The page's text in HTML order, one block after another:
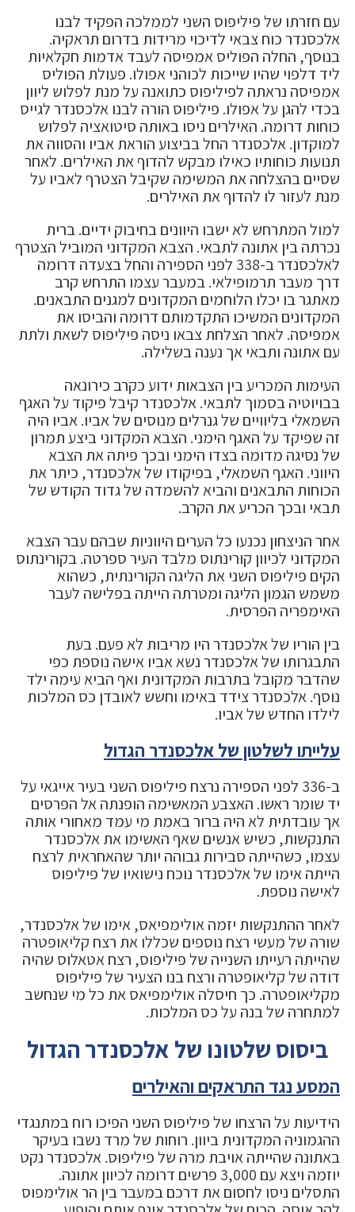
עם חזרתו של פיליפוס השני לממלכה הפקיד לבנו
אלכסנדר כוח צבאי לדיכוי מרידות בדרום תראקיה.
בנוסף, החלה הפוליס אמפיסה לעבד אדמות חקלאיות
ליד דלפוי שהיו שייכות לכוהני אפולו. פעולת הפוליס
אמפיסה נראתה לפיליפוס כתואנה על מנת לפלוש ליוון
בכדי להגן על אפולו. פיליפוס הורה לבנו אלכסנדר לגייס
כוחות דרומה. האילרים ניסו באותה סיטואציה לפלוש
למוקדון. אלכסנדר החל בביצוע הוראת אביו והסווה את
תנועות כוחותיו כאילו מבקש להדוף את האילרים. לאחר
שסיים בהצלחה את המשימה שקיבל הצטרף לאביו על
מנת לעזור לו להדוף את האילרים.
למול המתרחש לא ישבו היוונים בחיבוק ידיים. ברית
נכרתה בין אתונה לתבאי. הצבא המקדוני המוביל הצטרף
לאלכסנדר ב-338 לפני הספירה והחל בצעדה דרומה
דרך מעבר תרמופילאי. במעבר עצמו התרחש קרב
מאתגר בו יכלו הלוחמים המקדונים למגנים התבאנים.
המקדונים המשיכו התקדמותם דרומה והביסו את
אמפיסה. לאחר הצלחת צבאו ניסה פיליפוס לשאת ולתת
עם אתונה ותבאי אך נענה בשלילה.
העימות המכריע בין הצבאות ידוע כקרב כירונאה
בבויוטיה בסמוך לתבאי. אלכסנדר קיבל פיקוד על האגף
השמאלי בליוויים של גנרלים מנוסים של אביו. אביו היה
זה שפיקד על האגף הימני. הצבא המקדוני ביצע תמרון
של נסיגה מדומה בצדו הימני ובכך פיתה את הצבא
היווני. האגף השמאלי, בפיקודו של אלכסנדר, כיתר את
הכוחות התבאנים והביא להשמדה של גדוד הקודש של
תבאי ובכך הכריע את הקרב.
אחר הניצחון נכנעו כל הערים היווניות שבהם עבר הצבא
המקדוני לכיוון קורינתוס מלבד העיר ספרטה. בקורינתוס
הקים פיליפוס השני את הליגה הקורינתית, כשהוא
משמש הגמון הליגה ומטרתה הייתה בפלישה לעבר
האימפריה הפרסית.
בין הוריו של אלכסנדר היו מריבות לא פעם. בעת
התבגרותו של אלכסנדר נשא אביו אישה נוספת כפי
שהדבר מקובל בתרבות המקדונית ואף הביא עימה ילד
נוסף. אלכסנדר צידד באימו וחשש לאובדן כס המלכות
לילדו החדש של אביו.
עלייתו לשלטון של אלכסנדר הגדול
ב-336 לפני הספירה נרצח פיליפוס השני בעיר אייגאי על
יד שומר ראשו. האצבע המאשימה הופנתה אל הפרסים
אך עובדתית לא היה ברור באמת מי עמד מאחורי אותה
התנקשות, כשיש אנשים שאף האשימו את אלכסנדר
עצמו, כשהייתה סבירות גבוהה יותר שהאחראית לרצח
הייתה אימו של אלכסנדר נוכח נישואיו של פיליפוס
לאישה נוספת.
לאחר ההתנקשות יזמה אולימפיאס, אימו של אלכסנדר,
שורה של מעשי רצח נוספים שכללו את רצח קליאופטרה
שהייתה רעייתו השנייה של פיליפוס, רצח אטאלוס שהיה
דודה של קליאופטרה ורצח בנו הצעיר של פיליפוס
מקליאופטרה. כך חיסלה אולימפיאס את כל מי שנחשב
למתחרה של בנה על כס המלכות.
ביסוס שלטונו של אלכסנדר הגדול
המסע נגד התראקים והאילרים
הידיעות על הרצחו של פיליפוס השני הפיכו רוח במתנגדי
ההגמוניה המקדונית ביוון. רוחות של מרד נשבו בעיקר
באתונה שהייתה אויבת מרה של פיליפוס. אלכסנדר נקט
יוזמה ויצא עם 3,000 פרשים דרומה לכיוון אתונה.
התסלים ניסו לחסום את דרכם במעבר בין הר אולימפוס